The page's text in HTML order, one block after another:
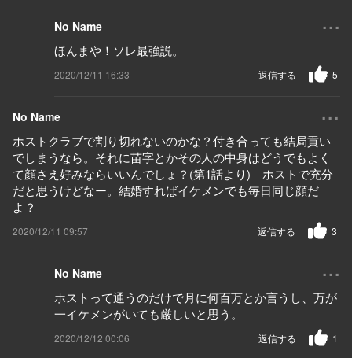
No Name ...
ほんまや！ソレ最強説。
2020/12/11 16:33 5
返信する
No Name ...
ホストクラブで割り切れないのかな？付き合っても結局貢い
でしまうなら。それに苗字とかその人の中身はどうでもよく
て顔さえ好みならいいんでしょ？(第1話より) ホストで充分
だと思うけどなー。結婚すればイケメンでも毎日同じ顔だ
よ？
2020/12/11 09:57 3
返信する
No Name ...
ホストって通うのだけで月に何百万とか言うし、万が
一イケメンがいても厳しいと思う。
2020/12/12 00:06 1
返信する